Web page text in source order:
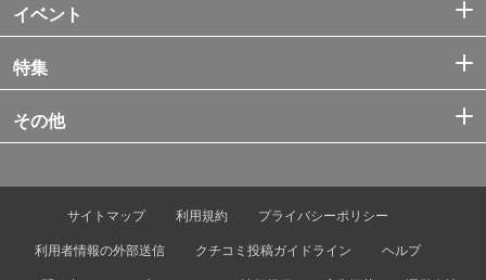
イベント
特集
その他
サイトマップ 利用規約
プライバシーポリシー
利用者情報の外部送信
クチコミ投稿ガイドライン
ヘルプ